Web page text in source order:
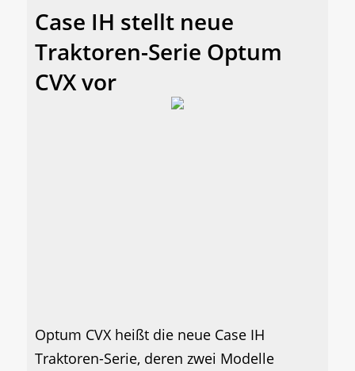
Case IH stellt neue
Traktoren-Serie Optum
CVX vor
Optum CVX heißt die neue Case IH
Traktoren-Serie, deren zwei Modelle